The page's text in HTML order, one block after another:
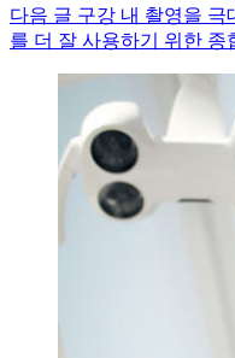
다음 글 구강 내 촬영을 극
를 더 잘 사용하기 위한 종